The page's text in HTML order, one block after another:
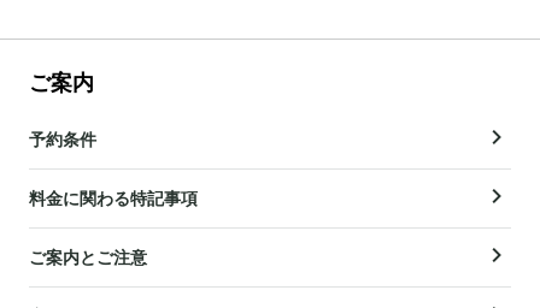
ご案内
予約条件
料金に関わる特記事項
ご案内とご注意